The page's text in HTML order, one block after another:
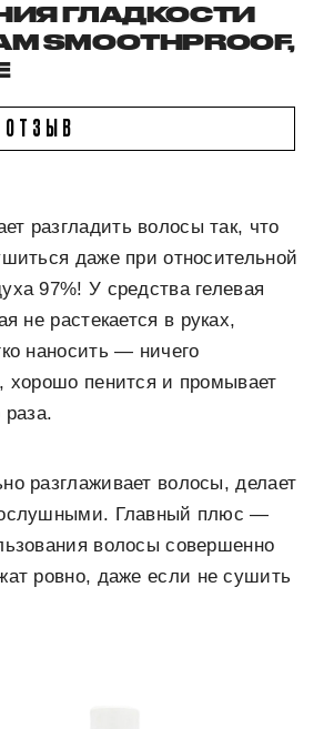
ГЛАДКОСТИ
SMOOTHPROOF,
разгладить волосы так, что
даже при относительной
97%! У средства гелевая
не растекается в руках,
наносить — ничего
хорошо пенится и промывает
раза.
разглаживает волосы, делает
Главный плюс —
волосы совершенно
ровно, даже если не сушить